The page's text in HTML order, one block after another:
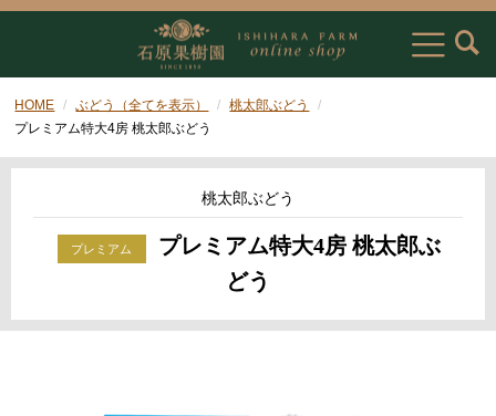
HOME ぶどう（全てを表示）
桃太郎ぶどう
プレミアム特大4房 桃太郎ぶどう
桃太郎ぶどう
プレミアム特大4房 桃太郎ぶ
どう